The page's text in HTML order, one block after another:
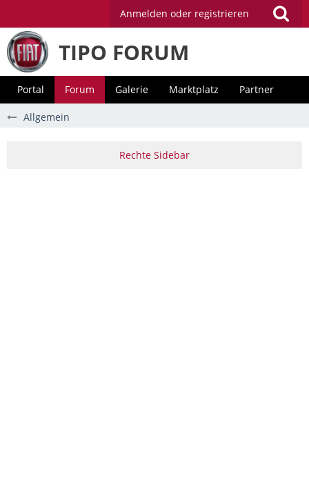
Anmelden oder registrieren
TIPO FORUM
Portal Forum Galerie Marktplatz Partner
Allgemein